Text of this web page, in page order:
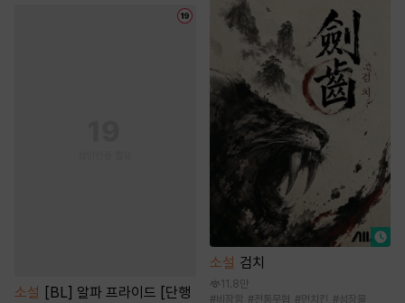
소설 [BL] 알파 프라이드 [단행
소설 검치
11.8만
#비장함 #전통무협 #먼치킨 #성장물